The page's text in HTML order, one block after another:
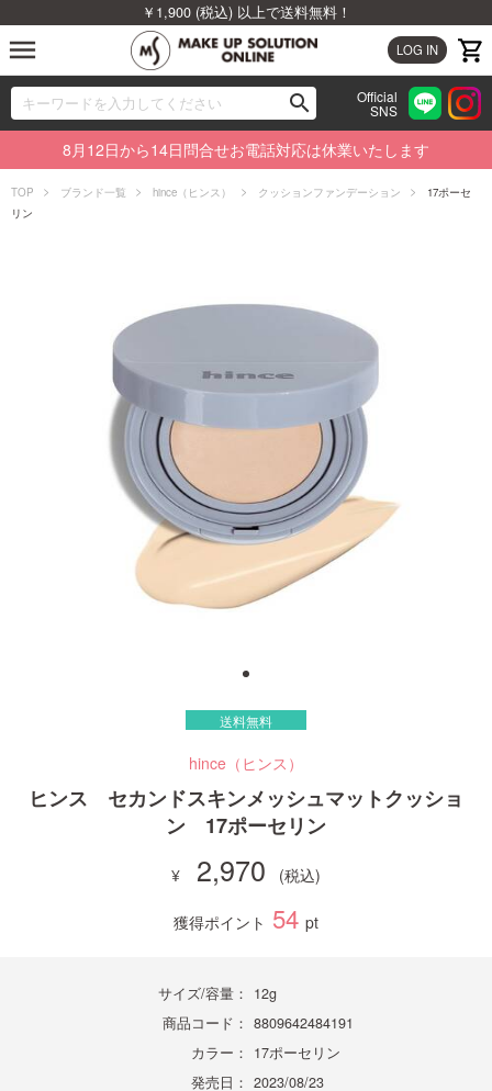
￥1,900 (税込) 以上で送料無料！
LOG IN
menu
search
00
Official
SNS
ブランドから探す
カテゴリから探す
特集から探す
ビューティジャーナルから探す
8月12日から14日問合せお電話対応は休業いたします
TOP ブランド一覧 hince（ヒンス） クッションファンデーション
17ポーセ
リン
送料無料
hince（ヒンス）
ヒンス セカンドスキンメッシュマットクッショ
ン 17ポーセリン
2,970
獲得ポイント 54 pt
サイズ/容量：
12g
商品コード： 8809642484191
カラー：
17ポーセリン
発売日： 2023/08/23